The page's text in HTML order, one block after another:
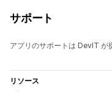
サポート
アプリのサポートは DevIT が
リソース